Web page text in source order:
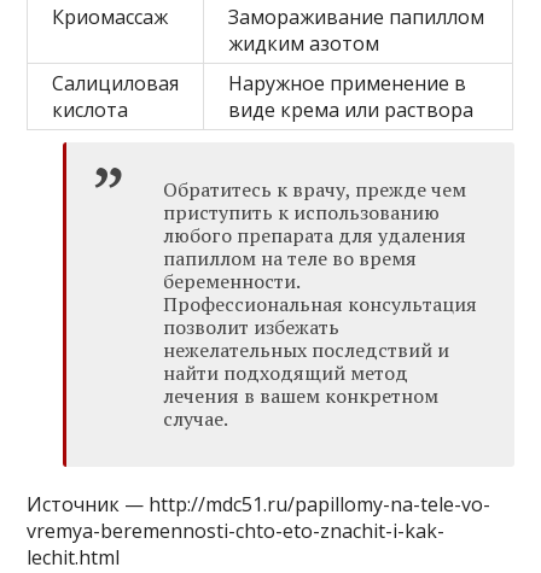
Криомассаж
Замораживание папиллом
жидким азотом
Салициловая
кислота
Наружное применение в
виде крема или раствора
Обратитесь к врачу, прежде чем
приступить к использованию
любого препарата для удаления
папиллом на теле во время
беременности.
Профессиональная консультация
позволит избежать
нежелательных последствий и
найти подходящий метод
лечения в вашем конкретном
случае.
Источник — http://mdc51.ru/papillomy-na-tele-vo-
vremya-beremennosti-chto-eto-znachit-i-kak-
lechit.html